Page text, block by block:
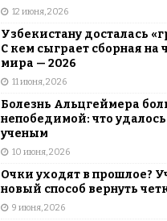
12 июня, 2026
Узбекистану досталась
С кем сыграет сборная на
мира — 2026
11 июня, 2026
Болезнь Альцгеймера
непобедимой: что
ученым
10 июня, 2026
Очки уходят в прошлое?
новый способ вернуть
9 июня, 2026